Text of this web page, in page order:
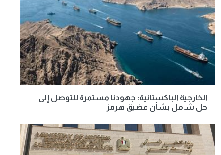
الخارجية الباكستانية: جهودنا مستمرة للتوصل إلى
حل شامل بشأن مضيق هرمز